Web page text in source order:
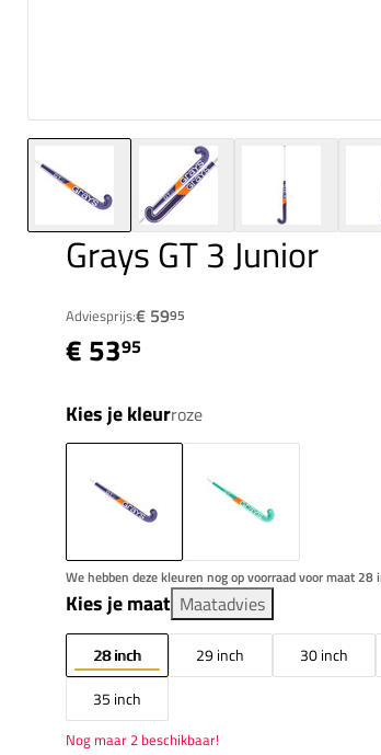
Grays GT 3 Junior
Adviesprijs:€ 5995
€ 5395
Kies je kleurroze
We hebben deze kleuren nog op voorraad voor maat 28
Kies je maat Maatadvies
28 inch 29 inch 30 inch
35 inch
Nog maar 2 beschikbaar!